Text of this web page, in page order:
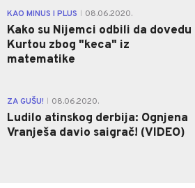
KAO MINUS I PLUS 08.06.2020.
Kako su Nijemci odbili da dovedu
Kurtou zbog "keca" iz
matematike
ZA GUŠU! 08.06.2020.
Ludilo atinskog derbija: Ognjena
Vranješa davio saigrač! (VIDEO)